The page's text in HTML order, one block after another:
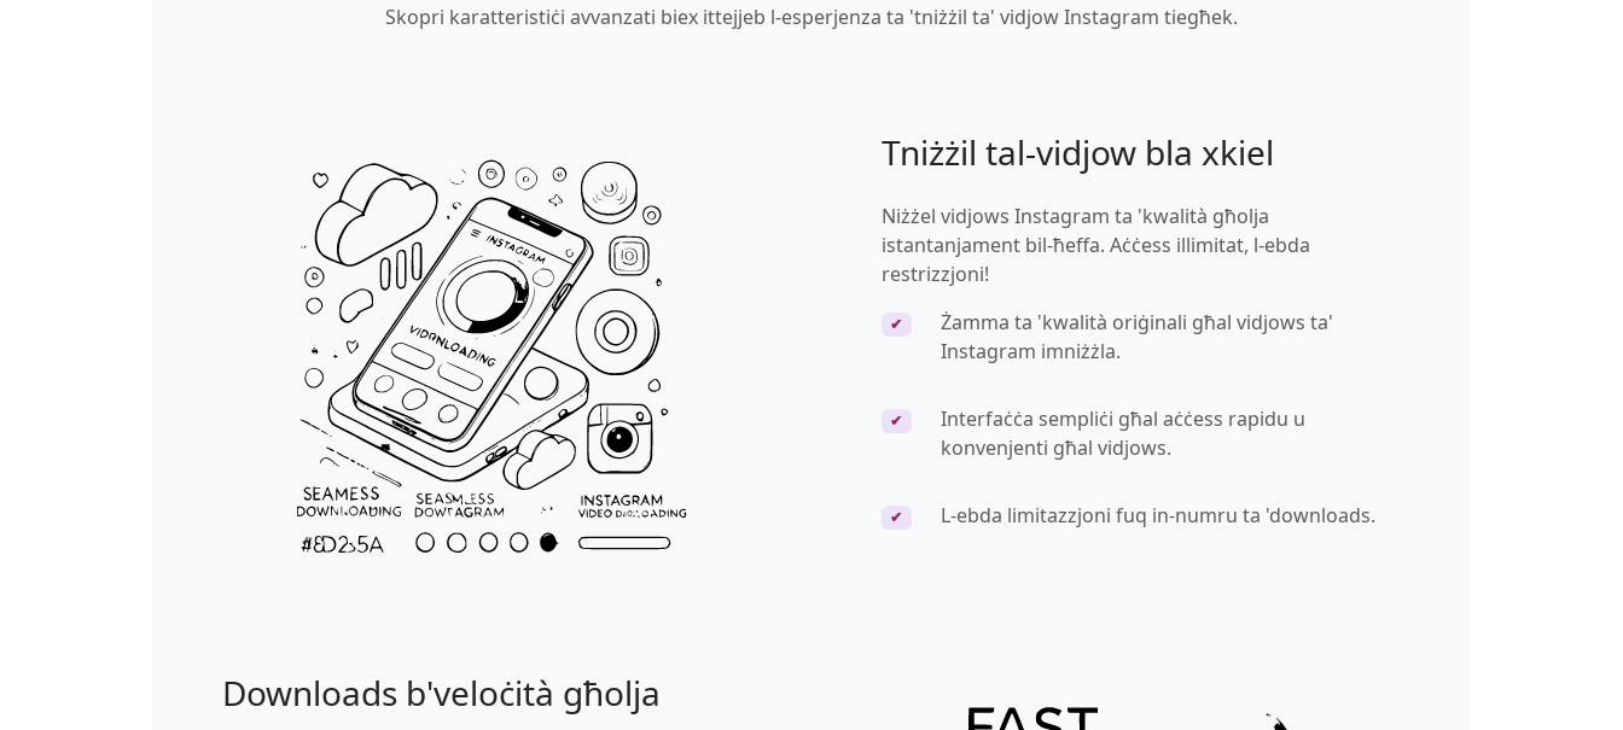
Skopri karatteristiċi avvanzati biex ittejjeb l-esperjenza ta 'tniżżil ta' vidjow Instagram tiegħek.
Tniżżil tal-vidjow bla xkiel
Niżżel vidjows Instagram ta 'kwalità għolja
istantanjament bil-ħeffa. Aċċess illimitat, l-ebda
restrizzjoni!
✔
Żamma ta 'kwalità oriġinali għal vidjows ta'
Instagram imniżżla.
✔
Interfaċċa sempliċi għal aċċess rapidu u
konvenjenti għal vidjows.
✔ L-ebda limitazzjoni fuq in-numru ta 'downloads.
Downloads b'veloċità għolja